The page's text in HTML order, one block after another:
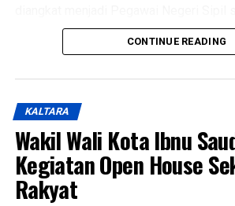
Messenger
menyelesaikan seluruh tahapan yang
dari seleksi, Pelatihan Dasar CPNS,
sebanyak 51 aparatur sipil negara juga
pengangkatan pertama Jabatan
bertugas di berbagai perangkat daerah
Pemerintah Kota Tarakan.
Wali Kota mengucapkan selamat
CONTINUE READING
KALTARA
Wakil Wali Kota Ibnu
Kegiatan Open House
Rakyat